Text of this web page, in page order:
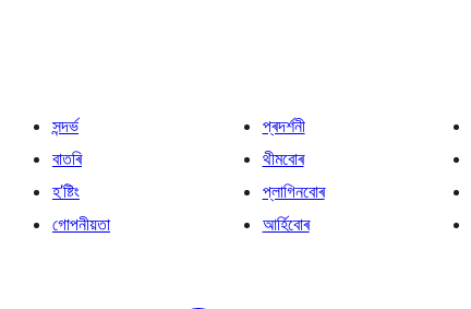
সন্দৰ্ভ
বাতৰি
হ’ষ্টিং
গোপনীয়তা
প্ৰদৰ্শনী
থীমবোৰ
প্লাগিনবোৰ
আৰ্হিবোৰ